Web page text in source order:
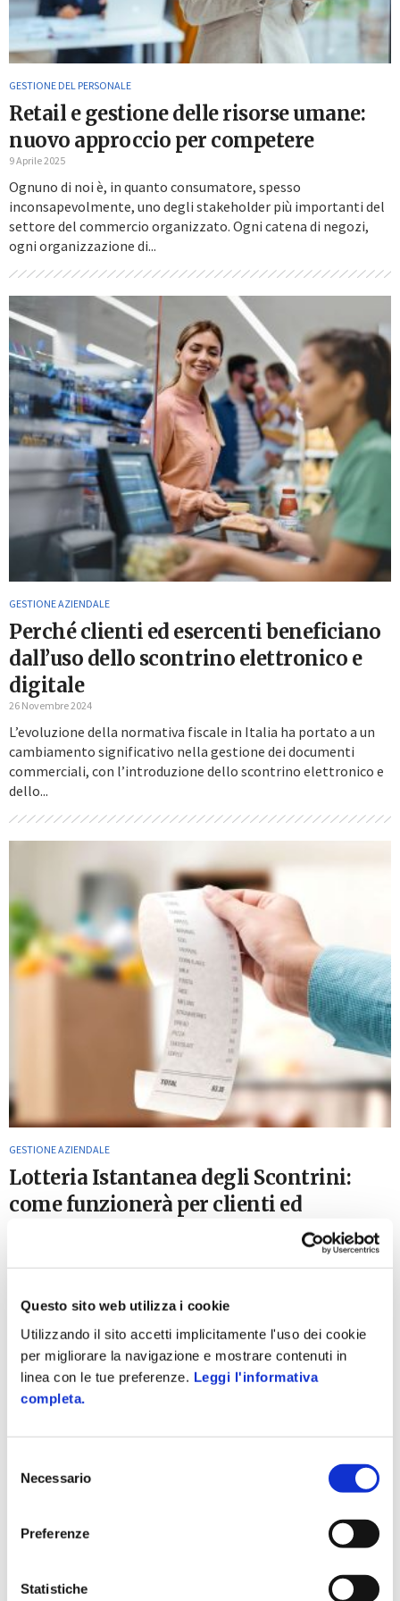
Questo sito web utilizza i cookie
Utilizzando il sito accetti implicitamente l'uso dei cookie
per migliorare la navigazione e mostrare contenuti in
linea con le tue preferenze. Leggi l'informativa
completa.
delNecessario
Preferenze
Statistiche
GESTIONE DEL PERSONALE
Retail e gestione delle risorse umane:
nuovo approccio per competere
9 Aprile 2025
Ognuno di noi è, in quanto consumatore, spesso
inconsapevolmente, uno degli stakeholder più importanti del
settore del commercio organizzato. Ogni catena di negozi,
ogni organizzazione di...
GESTIONE AZIENDALE
Perché clienti ed esercenti beneficiano
dall’uso dello scontrino elettronico e
digitale
26 Novembre 2024
L’evoluzione della normativa fiscale in Italia ha portato a un
cambiamento significativo nella gestione dei documenti
commerciali, con l’introduzione dello scontrino elettronico e
dello...
GESTIONE AZIENDALE
Lotteria Istantanea degli Scontrini:
come funzionerà per clienti ed
Scontrini non è ancora stata definita, è ormai noto il
funzionamento. La nuova lotteria sarà istantanea: i clienti,
cioè, potranno...